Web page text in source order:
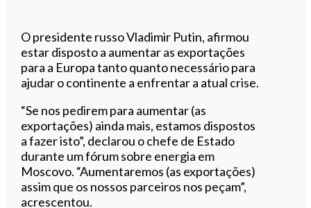
O presidente russo Vladimir Putin, afirmou
estar disposto a aumentar as exportações
para a Europa tanto quanto necessário para
ajudar o continente a enfrentar a atual crise.
“Se nos pedirem para aumentar (as
exportações) ainda mais, estamos dispostos
a fazer isto”, declarou o chefe de Estado
durante um fórum sobre energia em
Moscovo. “Aumentaremos (as exportações)
assim que os nossos parceiros nos peçam”,
acrescentou.